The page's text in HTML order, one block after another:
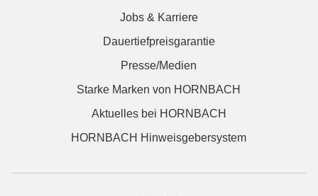
Jobs & Karriere
Dauertiefpreisgarantie
Presse/Medien
Starke Marken von HORNBACH
Aktuelles bei HORNBACH
HORNBACH Hinweisgebersystem